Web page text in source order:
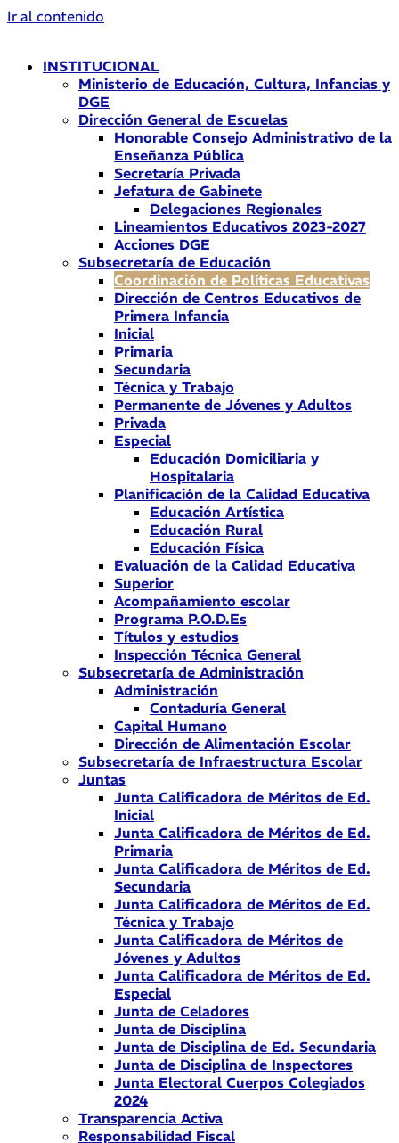
Ir al contenido
INSTITUCIONAL
Ministerio de Educación, Cultura, Infancias y
DGE
Dirección General de Escuelas
Honorable Consejo Administrativo de la
Enseñanza Pública
Secretaría Privada
Jefatura de Gabinete
Delegaciones Regionales
Lineamientos Educativos 2023-2027
Acciones DGE
Subsecretaría de Educación
Coordinación de Políticas Educativas
Dirección de Centros Educativos de
Primera Infancia
Inicial
Primaria
Secundaria
Técnica y Trabajo
Permanente de Jóvenes y Adultos
Privada
Especial
Educación Domiciliaria y
Hospitalaria
Planificación de la Calidad Educativa
Educación Artística
Educación Rural
Educación Física
Evaluación de la Calidad Educativa
Superior
Acompañamiento escolar
Programa P.O.D.Es
Títulos y estudios
Inspección Técnica General
Subsecretaría de Administración
Administración
Contaduría General
Capital Humano
Dirección de Alimentación Escolar
Subsecretaría de Infraestructura Escolar
Juntas
Junta Calificadora de Méritos de Ed.
Inicial
Junta Calificadora de Méritos de Ed.
Primaria
Junta Calificadora de Méritos de Ed.
Secundaria
Junta Calificadora de Méritos de Ed.
Técnica y Trabajo
Junta Calificadora de Méritos de
Jóvenes y Adultos
Junta Calificadora de Méritos de Ed.
Especial
Junta de Celadores
Junta de Disciplina
Junta de Disciplina de Ed. Secundaria
Junta de Disciplina de Inspectores
Junta Electoral Cuerpos Colegiados
2024
Transparencia Activa
Responsabilidad Fiscal